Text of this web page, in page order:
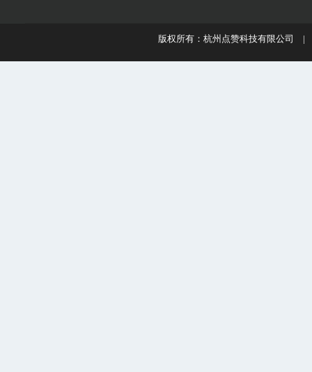
版权所有：杭州点赞科技有限公司